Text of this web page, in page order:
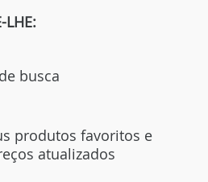
LHE:
busca
produtos favoritos e
atualizados